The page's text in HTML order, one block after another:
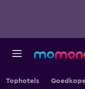
Tophotels